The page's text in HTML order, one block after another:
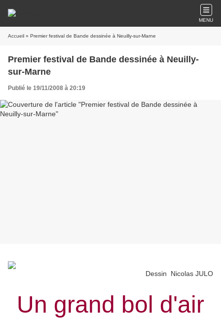
MENU
Accueil » Premier festival de Bande dessinée à Neuilly-sur-Marne
Premier festival de Bande dessinée à Neuilly-
sur-Marne
Publié le 19/11/2008 à 20:19
Dessin Nicolas JULO
Un grand bol d'air